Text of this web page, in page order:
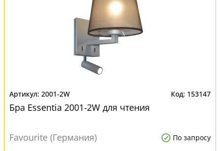
2001-2W 153147
Бра Essentia 2001-2W для чтения
Favourite (Германия) По запросу